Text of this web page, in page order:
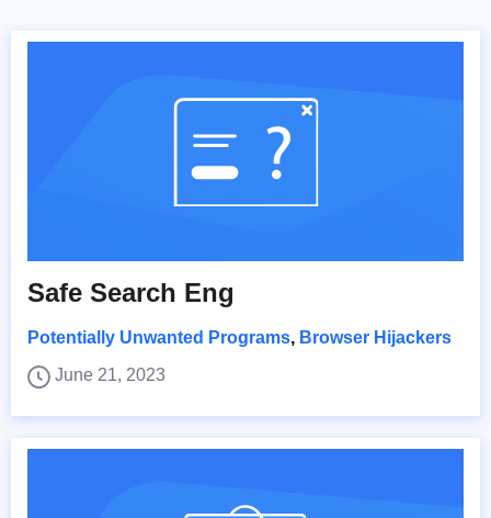
Safe Search Eng
Potentially Unwanted Programs, Browser Hijackers
June 21, 2023